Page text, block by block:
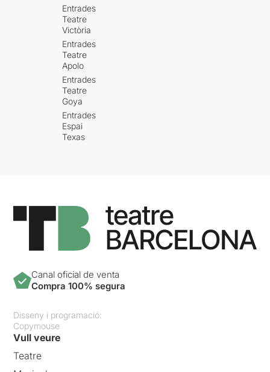
Entrades
Teatre
Victòria
Entrades
Teatre
Apolo
Entrades
Teatre
Goya
Entrades
Espai
Texas
Canal oficial de venta
Compra 100% segura
Disseny i programació:
Copymouse
Vull veure
Teatre